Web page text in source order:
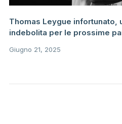
Thomas Leygue infortunato,
indebolita per le prossime
Giugno 21, 2025